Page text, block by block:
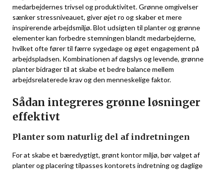
medarbejdernes trivsel og produktivitet. Grønne omgivelser
sænker stressniveauet, giver øjet ro og skaber et mere
inspirerende arbejdsmiljø. Blot udsigten til planter og grønne
elementer kan forbedre stemningen blandt medarbejderne,
hvilket ofte fører til færre sygedage og øget engagement på
arbejdspladsen. Kombinationen af dagslys og levende, grønne
planter bidrager til at skabe et bedre balance mellem
arbejdsrelaterede krav og den menneskelige faktor.
Sådan integreres grønne løsninger
effektivt
Planter som naturlig del af indretningen
For at skabe et bæredygtigt, grønt kontor miljø, bør valget af
planter og placering tilpasses kontorets indretning og daglige